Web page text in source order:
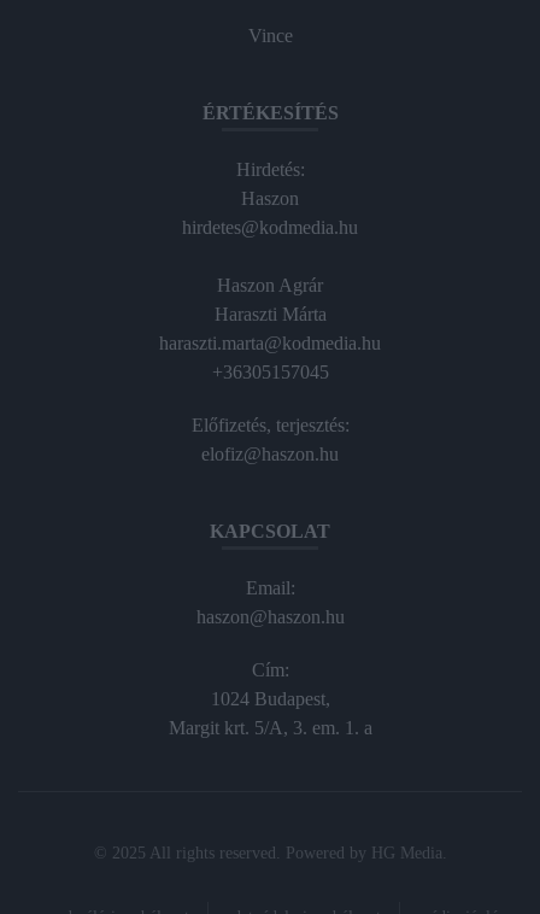
Vince
ÉRTÉKESÍTÉS
Hirdetés:
Haszon
hirdetes@kodmedia.hu
Haszon Agrár
Haraszti Márta
haraszti.marta@kodmedia.hu
+36305157045
Előfizetés, terjesztés:
elofiz@haszon.hu
KAPCSOLAT
Email:
haszon@haszon.hu
Cím:
1024 Budapest,
Margit krt. 5/A, 3. em. 1. a
© 2025 All rights reserved. Powered by HG Media